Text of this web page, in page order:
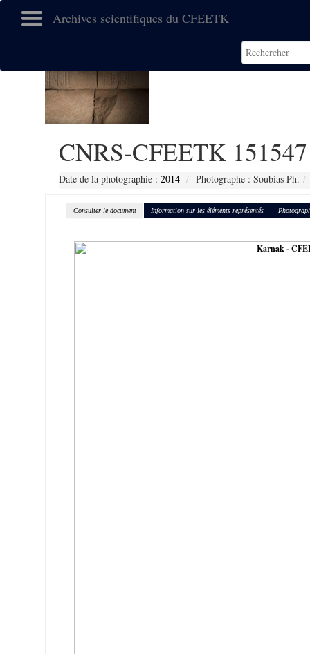
Archives scientifiques du CFEETK
CNRS-CFEETK 151547
Date de la photographie : 2014 Photographe : Soubias Ph.
Consulter le document Information sur les éléments représentés